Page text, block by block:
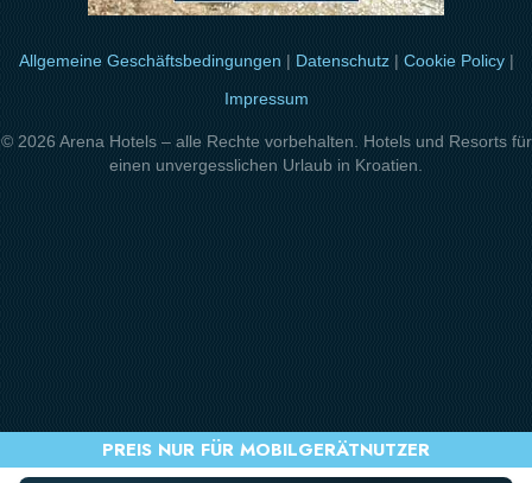
Allgemeine Geschäftsbedingungen | Datenschutz| Cookie Policy|
Impressum
© 2026 Arena Hotels – alle Rechte vorbehalten. Hotels und Resorts für
einen unvergesslichen Urlaub in Kroatien.